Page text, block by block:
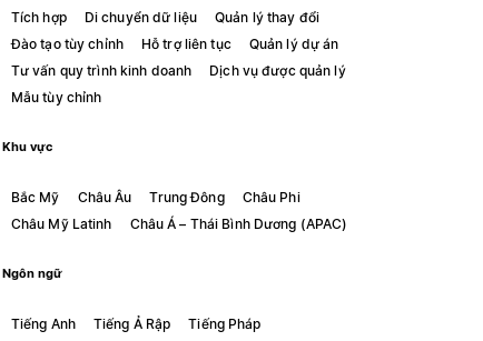
Tích hợp
Di chuyển dữ liệu
Quản lý thay đổi
Đào tạo tùy chỉnh
Hỗ trợ liên tục
Quản lý dự án
Tư vấn quy trình kinh doanh
Dịch vụ được quản lý
Mẫu tùy chỉnh
Khu vực
Bắc Mỹ Châu Âu Trung Đông
Châu Phi
Châu Mỹ Latinh
Châu Á – Thái Bình Dương (APAC)
Ngôn ngữ
Tiếng Anh Tiếng Ả Rập Tiếng Pháp